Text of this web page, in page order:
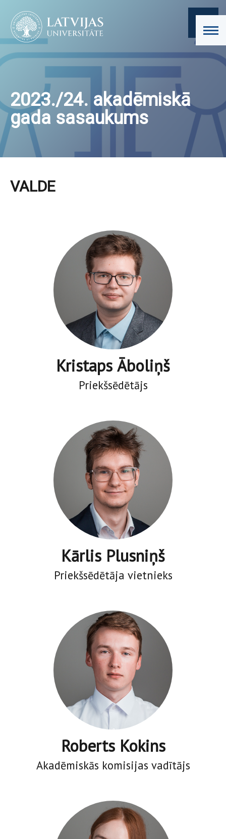
2023./24. akadēmiskā
gada sasaukums
VALDE
Kristaps Āboliņš
Priekšsēdētājs
Kārlis Plusniņš
Priekšsēdētāja vietnieks
Roberts Kokins
Akadēmiskās komisijas vadītājs